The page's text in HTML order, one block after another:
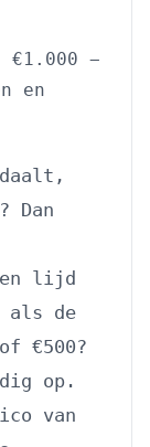
€1.000 −
en
Dan
en lijd
als de
€500?
op.
van